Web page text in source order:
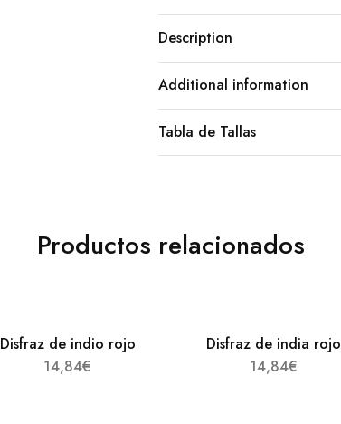
Description
Additional information
Tabla de Tallas
Productos relacionados
Disfraz de indio rojo
14,84€
Disfraz de india rojo
14,84€